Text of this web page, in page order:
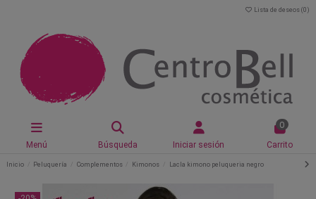
Lista de deseos (0 )
Menú Búsqueda Iniciar sesión
0
Carrito
Inicio Peluquería Complementos Kimonos Lacla kimono peluqueria negro